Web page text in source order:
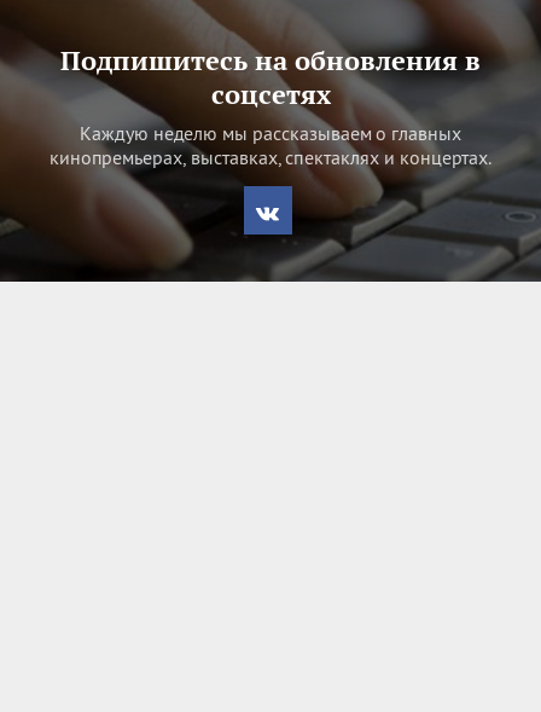
Подпишитесь на обновления в
соцсетях
Каждую неделю мы рассказываем о главных
кинопремьерах, выставках, спектаклях и концертах.